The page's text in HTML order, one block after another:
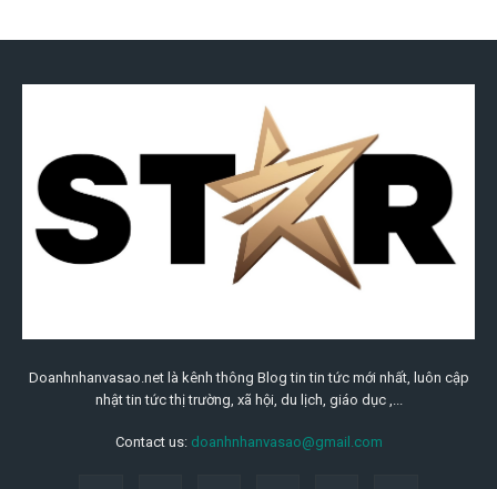
Doanhnhanvasao.net là kênh thông Blog tin tin tức mới nhất, luôn cập
nhật tin tức thị trường, xã hội, du lịch, giáo dục ,...
Contact us: doanhnhanvasao@gmail.com